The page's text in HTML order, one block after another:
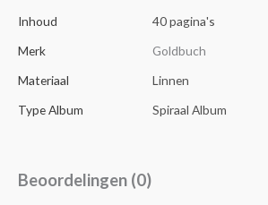
Inhoud
40 pagina's
Merk
Goldbuch
Materiaal
Linnen
Type Album
Spiraal Album
Beoordelingen (0)